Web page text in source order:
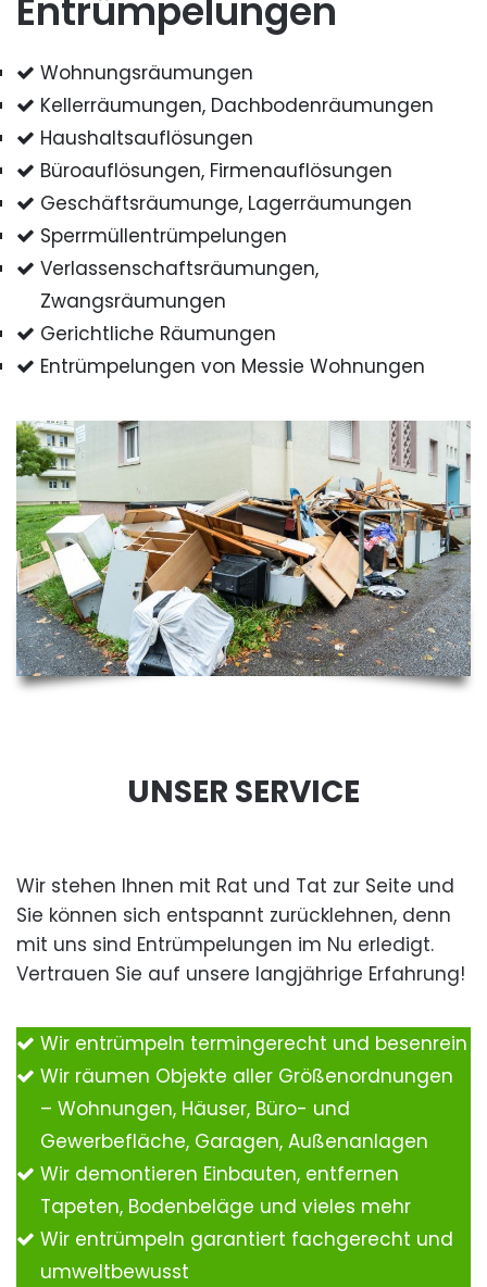
Entrümpelungen
Wohnungsräumungen
Kellerräumungen, Dachbodenräumungen
Haushaltsauflösungen
Büroauflösungen, Firmenauflösungen
Geschäftsräumunge, Lagerräumungen
Sperrmüllentrümpelungen
Verlassenschaftsräumungen,
Zwangsräumungen
Gerichtliche Räumungen
Entrümpelungen von Messie Wohnungen
UNSER SERVICE
Wir stehen Ihnen mit Rat und Tat zur Seite und
Sie können sich entspannt zurücklehnen, denn
mit uns sind Entrümpelungen im Nu erledigt.
Vertrauen Sie auf unsere langjährige Erfahrung!
Wir entrümpeln termingerecht und besenrein
Wir räumen Objekte aller Größenordnungen
– Wohnungen, Häuser, Büro- und
Gewerbefläche, Garagen, Außenanlagen
Wir demontieren Einbauten, entfernen
Tapeten, Bodenbeläge und vieles mehr
Wir entrümpeln garantiert fachgerecht und
umweltbewusst